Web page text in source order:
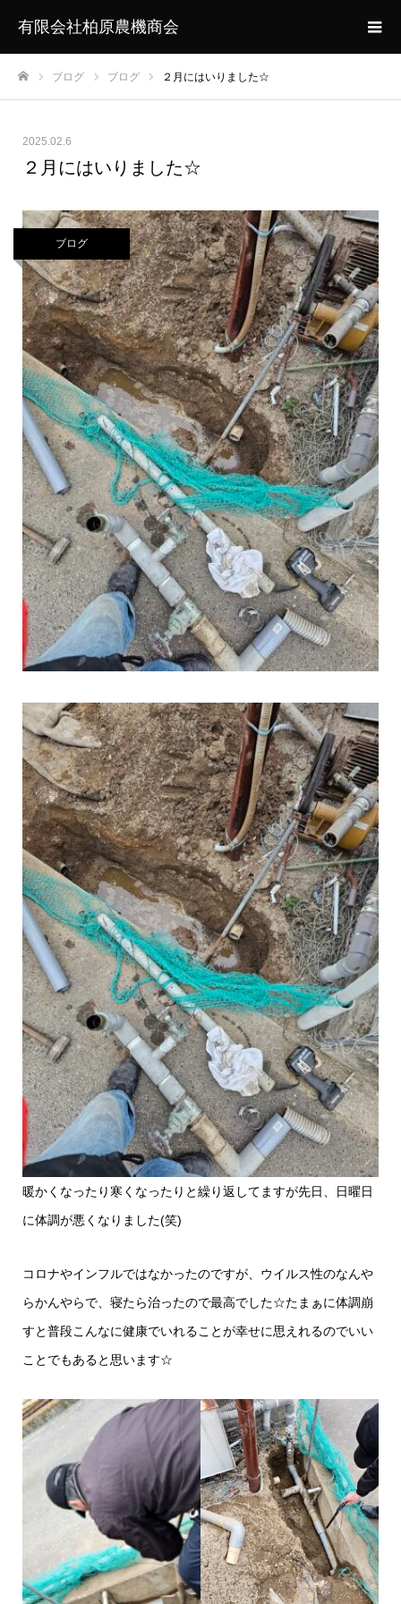
有限会社柏原農機商会
ブログ ブログ ２月にはいりました☆
2025.02.6
２月にはいりました☆
ブログ
暖かくなったり寒くなったりと繰り返してますが先日、日曜日
に体調が悪くなりました(笑)
コロナやインフルではなかったのですが、ウイルス性のなんや
らかんやらで、寝たら治ったので最高でした☆たまぁに体調崩
すと普段こんなに健康でいれることが幸せに思えれるのでいい
ことでもあると思います☆